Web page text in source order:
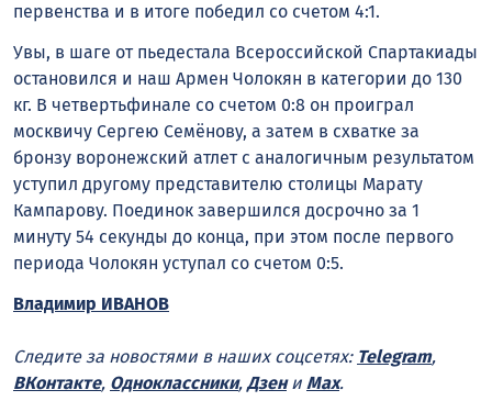
первенства и в итоге победил со счетом 4:1.
Увы, в шаге от пьедестала Всероссийской Спартакиады
остановился и наш Армен Чолокян в категории до 130
кг. В четвертьфинале со счетом 0:8 он проиграл
москвичу Сергею Семёнову, а затем в схватке за
бронзу воронежский атлет с аналогичным результатом
уступил другому представителю столицы Марату
Кампарову. Поединок завершился досрочно за 1
минуту 54 секунды до конца, при этом после первого
периода Чолокян уступал со счетом 0:5.
Владимир ИВАНОВ
Следите за новостями в наших соцсетях: Telegram,
ВКонтакте, Одноклассники, Дзени Max.